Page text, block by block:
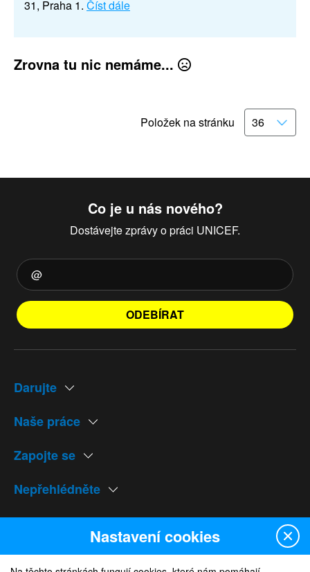
31, Praha 1. Číst dále
Zrovna tu nic nemáme...
Položek na stránku
Co je u nás nového?
Dostávejte zprávy o práci UNICEF.
ODEBÍRAT
Darujte
Naše práce
Zapojte se
Nepřehlédněte
Naše weby
Nastavení cookies